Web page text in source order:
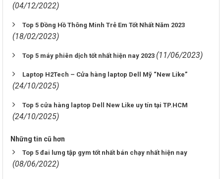
(04/12/2022)
Top 5 Đồng Hồ Thông Minh Trẻ Em Tốt Nhất Năm 2023
(18/02/2023)
Top 5 máy phiên dịch tốt nhất hiện nay 2023 (11/06/2023)
Laptop H2Tech – Cửa hàng laptop Dell Mỹ “New Like”
(24/10/2025)
Top 5 cửa hàng laptop Dell New Like uy tín tại TP.HCM
(24/10/2025)
Những tin cũ hơn
Top 5 đai lưng tập gym tốt nhất bán chạy nhất hiện nay
(08/06/2022)